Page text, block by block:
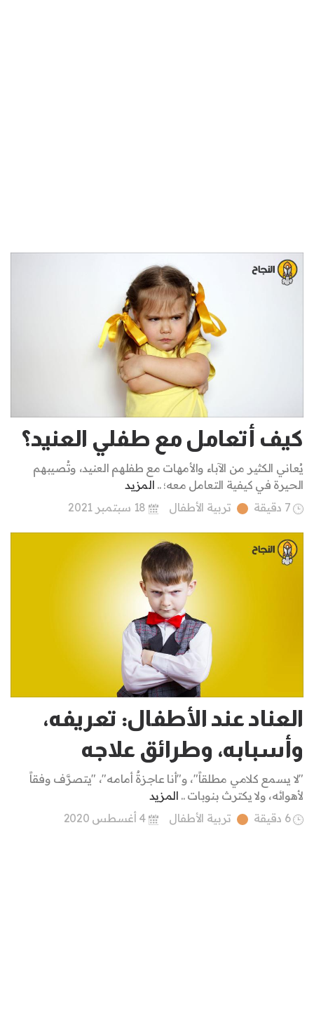
كيف أتعامل مع طفلي العنيد؟
يُعاني الكثير من الآباء والأمهات مع طفلهم العنيد، وتُصيبهم
الحيرة في كيفية التعامل معه؛ .. المزيد
7 دقيقة
تربية الأطفال
العناد عند الأطفال: تعريفه،
وأسبابه، وطرائق علاجه
"لا يسمع كلامي مطلقاً"، و"أنا عاجزةٌ أمامه"، "يتصرَّف وفقاً
لأهوائه، ولا يكترث بنوبات .. المزيد
6 دقيقة
تربية الأطفال 4 أغسطس 2020